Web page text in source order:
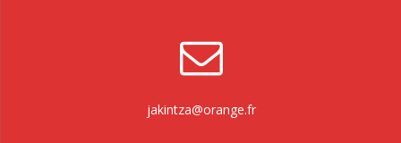
jakintza@orange.fr